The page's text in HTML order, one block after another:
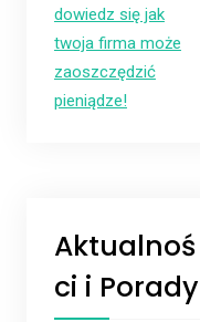
dowiedz się jak
twoja firma może
zaoszczędzić
pieniądze!
Aktualnoś
ci i Porady